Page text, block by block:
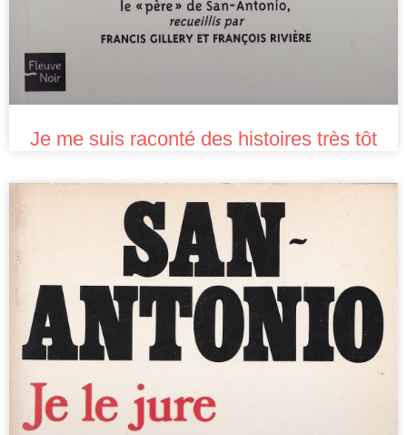
Je me suis raconté des histoires très tôt